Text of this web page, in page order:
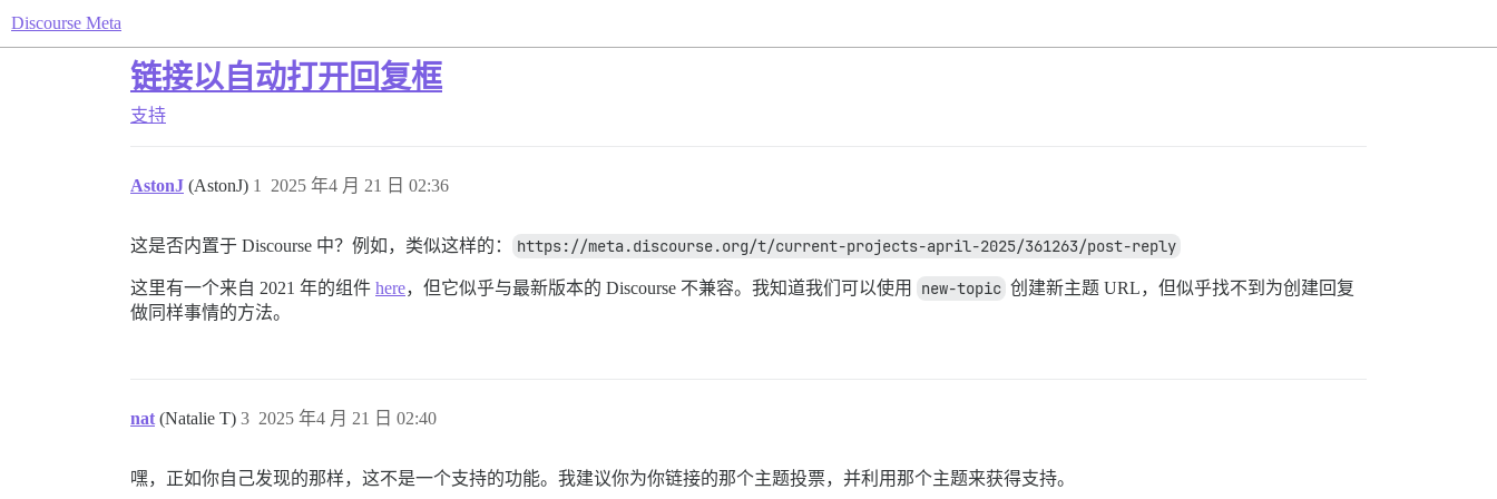
Discourse Meta
链接以自动打开回复框
支持
AstonJ (AstonJ) 2025 年4 月 21 日 02:36
1
这是否内置于 Discourse 中？例如，类似这样的： https://meta.discourse.org/t/current-projects-april-2025/361263/post-reply
这里有一个来自 2021 年的组件 here，但它似乎与最新版本的 Discourse 不兼容。我知道我们可以使用 new-topic 创建新主题 URL，但似乎找不到为创建回复
做同样事情的方法。
nat (Natalie T) 2025 年4 月 21 日 02:40
3
嘿，正如你自己发现的那样，这不是一个支持的功能。我建议你为你链接的那个主题投票，并利用那个主题来获得支持。